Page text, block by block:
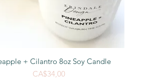
Tampilan Cepat
+ Cilantro 8oz Soy Candle
Harga
CA$34,00